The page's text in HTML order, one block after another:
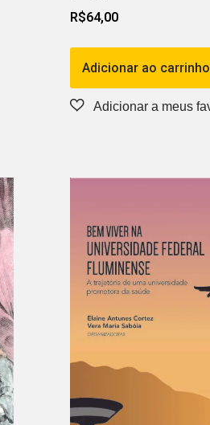
R$64,00
Adicionar ao carrinho